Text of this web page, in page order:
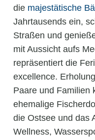
die majestätische
Jahrtausends ein,
Straßen und
mit Aussicht aufs
repräsentiert die
excellence.
Paare und Familien
ehemalige
die Ostsee und das
Wellness,